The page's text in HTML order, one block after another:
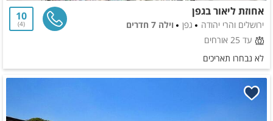
אחוזת ליאור בגפן
ירושלים והרי יהודה גפן
וילה 7 חדרים
עד 25 אורחים
10
4
לא נבחרו תאריכים